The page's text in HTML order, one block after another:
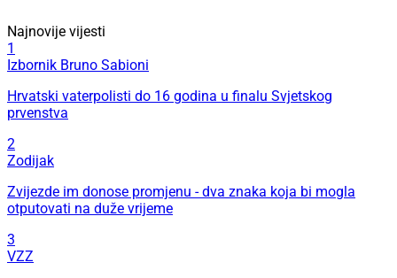
Najnovije vijesti
1
Izbornik Bruno Sabioni
Hrvatski vaterpolisti do 16 godina u finalu Svjetskog
prvenstva
2
Zodijak
Zvijezde im donose promjenu - dva znaka koja bi mogla
otputovati na duže vrijeme
3
VZZ